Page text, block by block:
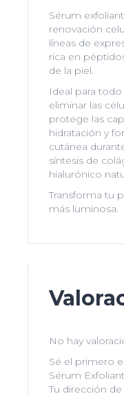
Sérum
renovación
líneas de
rica en
de la piel.
Ideal para
eliminar las
protege las
hidratación y
cutánea
síntesis de
hialurónico
Transforma tu
más luminosa.
No hay
Sé el primero
Sérum
Tu dirección